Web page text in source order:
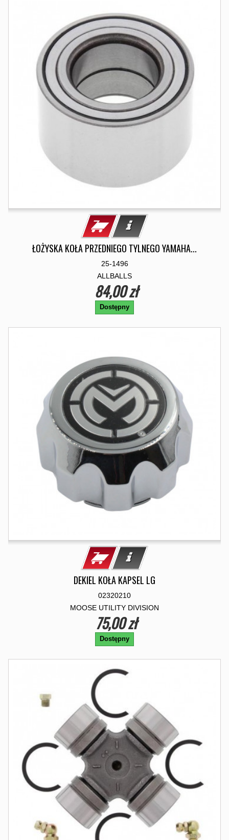
ŁOŻYSKA KOŁA PRZEDNIEGO TYLNEGO YAMAHA...
25-1496
ALLBALLS
84,00 zł
Dostępny
DEKIEL KOŁA KAPSEL LG
02320210
MOOSE UTILITY DIVISION
75,00 zł
Dostępny